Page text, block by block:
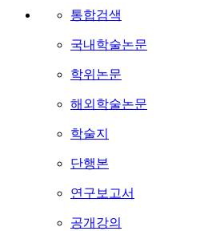
통합검색
국내학술논문
학위논문
해외학술논문
학술지
단행본
연구보고서
공개강의